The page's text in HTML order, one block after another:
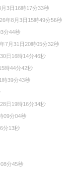
月3日16時17分33秒
年8月3日15時49分56秒
分44秒
7月31日20時05分32秒
日16時14分46秒
時44分42秒
時39分43秒
日19時16分34秒
09分04秒
分13秒
分45秒